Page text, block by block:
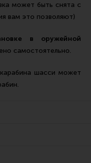
может быть снята с
вам это позволяют)
в оружейной
самостоятельно.
шасси может